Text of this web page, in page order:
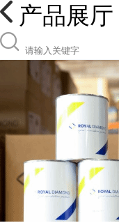
产品展厅